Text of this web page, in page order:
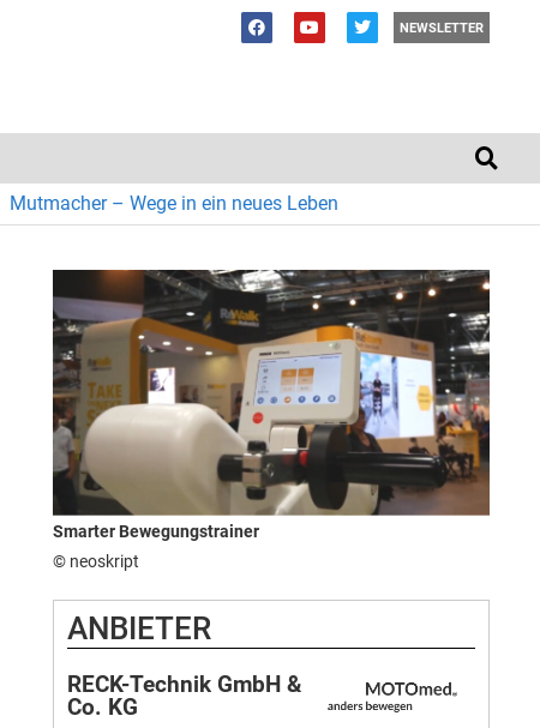
NEWSLETTER
Mutmacher – Wege in ein neues Leben
Smarter Bewegungstrainer
© neoskript
ANBIETER
RECK-Technik GmbH &
Co. KG